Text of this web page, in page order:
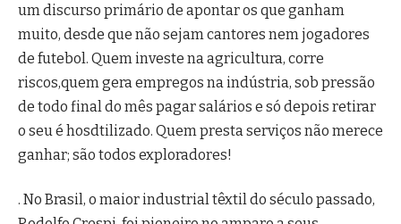
um discurso primário de apontar os que ganham
muito, desde que não sejam cantores nem jogadores
de futebol. Quem investe na agricultura, corre
riscos,quem gera empregos na indústria, sob pressão
de todo final do mês pagar salários e só depois retirar
o seu é hosdtilizado. Quem presta serviços não merece
ganhar; são todos exploradores!
. No Brasil, o maior industrial têxtil do século passado,